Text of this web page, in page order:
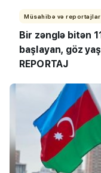
Müsahibə və reportajlar
Bir zənglə bitən
başlayan, göz
REPORTAJ